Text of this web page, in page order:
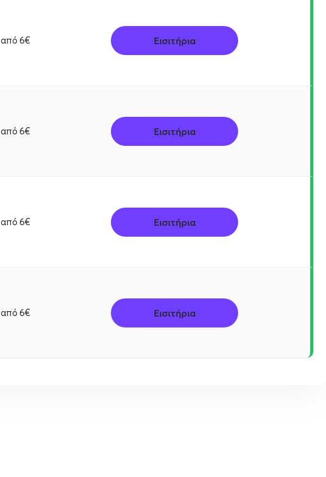
από 6€ Εισιτήρια
από 6€ Εισιτήρια
από 6€ Εισιτήρια
από 6€ Εισιτήρια